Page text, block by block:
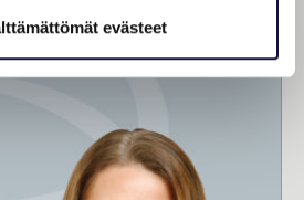
evästeet